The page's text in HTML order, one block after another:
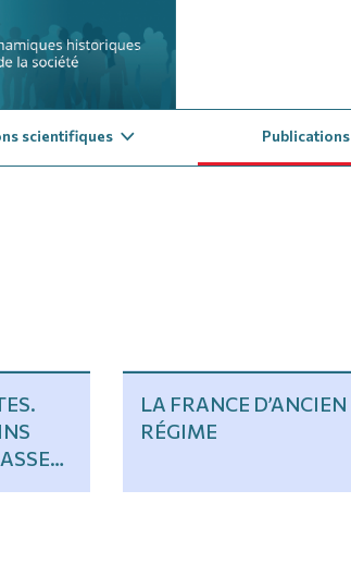
scientifiques Publications
LA FRANCE D’ANCIEN
RÉGIME